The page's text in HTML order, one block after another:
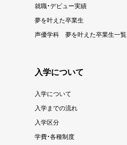
就職・デビュー実績
夢を叶えた卒業生
声優学科 夢を叶えた卒業生一覧
入学について
入学について
入学までの流れ
入学区分
学費・各種制度